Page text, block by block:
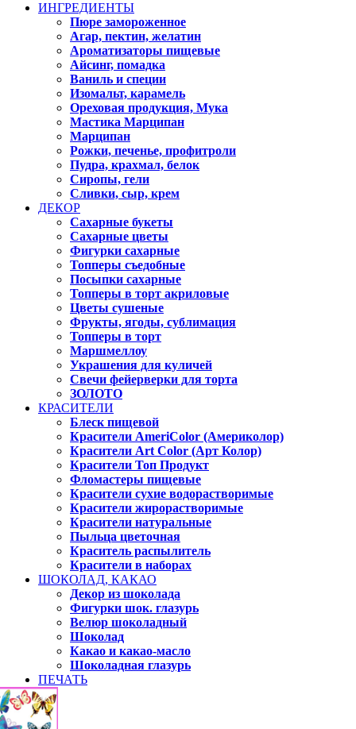
ИНГРЕДИЕНТЫ
Пюре замороженное
Агар, пектин, желатин
Ароматизаторы пищевые
Айсинг, помадка
Ваниль и специи
Изомальт, карамель
Ореховая продукция, Мука
Мастика Марципан
Марципан
Рожки, печенье, профитроли
Пудра, крахмал, белок
Сиропы, гели
Сливки, сыр, крем
ДЕКОР
Сахарные букеты
Сахарные цветы
Фигурки сахарные
Топперы съедобные
Посыпки сахарные
Топперы в торт акриловые
Цветы сушеные
Фрукты, ягоды, сублимация
Топперы в торт
Маршмеллоу
Украшения для куличей
Свечи фейерверки для торта
ЗОЛОТО
КРАСИТЕЛИ
Блеск пищевой
Красители AmeriColor (Америколор)
Красители Art Color (Арт Колор)
Красители Топ Продукт
Фломастеры пищевые
Красители сухие водорастворимые
Красители жирорастворимые
Красители натуральные
Пыльца цветочная
Краситель распылитель
Красители в наборах
ШОКОЛАД, КАКАО
Декор из шоколада
Фигурки шок. глазурь
Велюр шоколадный
Шоколад
Какао и какао-масло
Шоколадная глазурь
ПЕЧАТЬ